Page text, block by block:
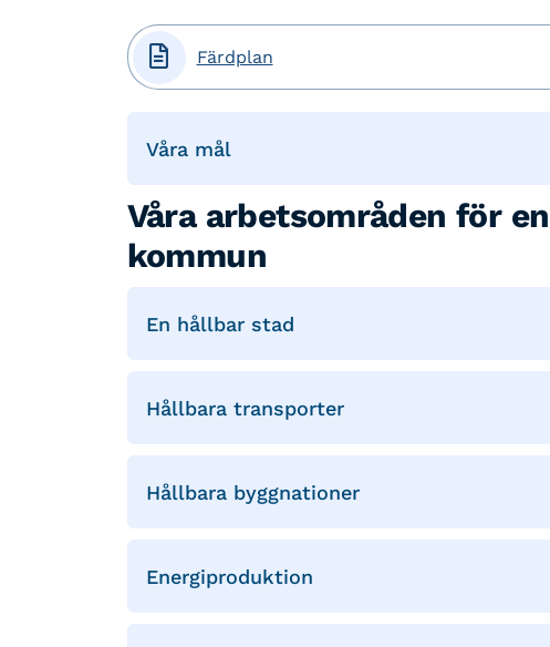
 Färdplan
Våra mål
Våra arbetsområden för
kommun
En hållbar stad
Hållbara transporter
Hållbara byggnationer
Energiproduktion